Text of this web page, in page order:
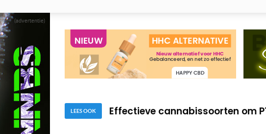
(advertentie)
LEES OOK
Video – CBD en yoga tegen
Video – Het
Video – CBD en yoga tegen